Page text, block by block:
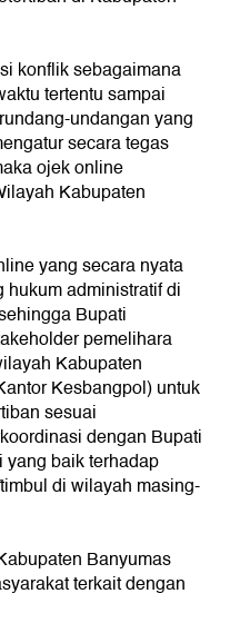
konflik sebagaimana
tertentu sampai
undangan yang
secara tegas
ojek online
Kabupaten
yang secara nyata
administratif di
Bupati
pemelihara
Kabupaten
Kesbangpol) untuk
sesuai
dengan Bupati
baik terhadap
di wilayah masing-
Banyumas
terkait dengan